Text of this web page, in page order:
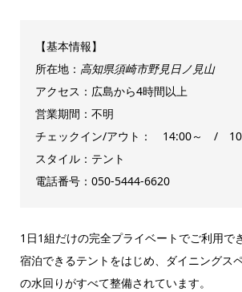
【基本情報】
所在地： 高知県須崎市野見日ノ見山
アクセス：広島から4時間以上
営業期間：不明
チェックイン/アウト： 14:00～ /
スタイル：テント
電話番号：050-5444-6620
1日1組だけの完全プライベートでご利用で
宿泊できるテントをはじめ、ダイニングス
の水回りがすべて整備されています。